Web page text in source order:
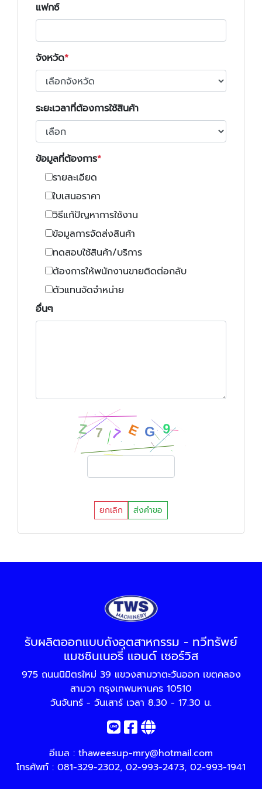
แฟกซ์
จังหวัด
ระยะเวลาที่ต้องการใช้สินค้า
ข้อมูลที่ต้องการ
รายละเอียด
ใบเสนอราคา
วิธีแก้ปัญหาการใช้งาน
ข้อมูลการจัดส่งสินค้า
ทดสอบใช้สินค้า/บริการ
ต้องการให้พนักงานขายติดต่อกลับ
ตัวแทนจัดจำหน่าย
อื่นๆ
ยกเลิก ส่งคำขอ
รับผลิตออกแบบถังอุตสาหกรรม - ทวีทรัพย์
แมชชินเนอรี่ แอนด์ เซอร์วิส
975 ถนนนิมิตรใหม่ 39 แขวงสามวาตะวันออก เขตคลอง
สามวา กรุงเทพมหานคร 10510
วันจันทร์ - วันเสาร์ เวลา 8.30 - 17.30 น.
อีเมล : thaweesup-mry@hotmail.com
โทรศัพท์ : 081-329-2302, 02-993-2473, 02-993-1941